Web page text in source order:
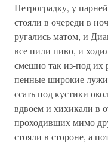
Петроградку, у
стояли в очереди в
ругались матом, и
все пили пиво, и
смешно так из-под их
пенные широкие
ссать под кустики
вдвоем и хихикали в
проходивших мимо
стояли в стороне, а